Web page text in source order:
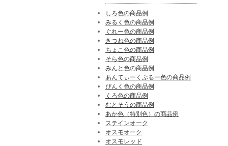
しろ色の商品例
みるく色の商品例
ぐれー色の商品例
きつね色の商品例
ちょこ色の商品例
そら色の商品例
みんと色の商品例
あんてぃーくぶるー色の商品例
ぴんく色の商品例
くろ色の商品例
むとそうの商品例
あか色（特別色）の商品例
ステインオーク
オスモオーク
オスモレッド